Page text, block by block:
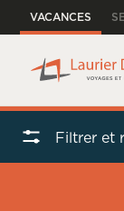
VACANCES
Filtrer et